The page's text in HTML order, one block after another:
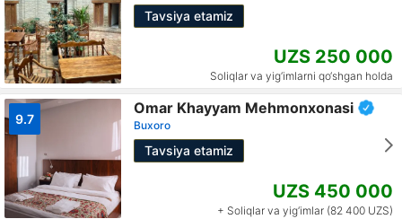
Tavsiya etamiz
UZS 250 000
Soliqlar va yig‘imlarni qo‘shgan holda
9.7
Omar Khayyam Mehmonxonasi
Buxoro
Tavsiya etamiz
UZS 450 000
+ Soliqlar va yig‘imlar (82 400 UZS)